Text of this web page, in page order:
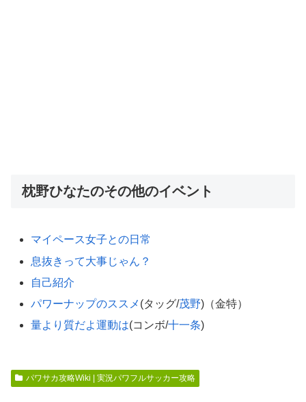
枕野ひなたのその他のイベント
マイペース女子との日常
息抜きって大事じゃん？
自己紹介
パワーナップのススメ (タッグ/茂野)（金特）
量より質だよ運動は(コンボ/十一条)
パワサカ攻略Wiki | 実況パワフルサッカー攻略